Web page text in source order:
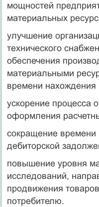
мощностей
материальных
улучшение
технического
обеспечения
материальными
времени на­хождения
ускорение процесса
оформления
сокращение времени
дебиторской
повышение уровня
исследований,
продвижения
потребителю.